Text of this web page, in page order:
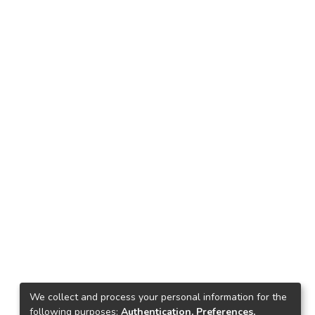
We collect and process your personal information for the
following purposes: Authentication, Preferences,